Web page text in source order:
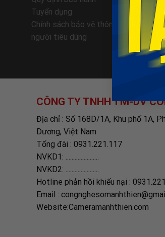
Tuyển dụng
Chính sách bảo vệ thông tin cá nhân
người tiêu dùng
CÔNG TY TNHH TM-DV
Địa chỉ : Số 168D/1A, Khu phố 1A,
Dương, Việt Nam
Tổng đài : 0931.221.117
NVKD1: ......................
NVKD2: ......................
Hotline phản hồi khiếu nại :
Email :
Website:Cameramanhthien.com